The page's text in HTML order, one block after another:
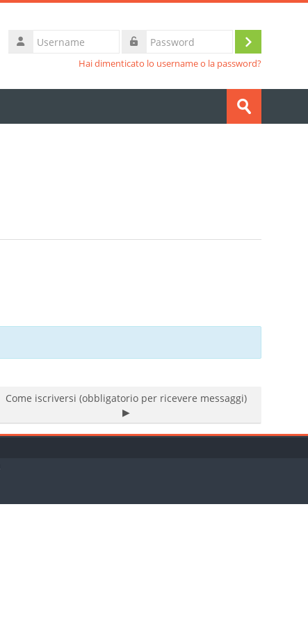
Username
Login
Hai dimenticato lo username o la password?
Invia
Come iscriversi (obbligatorio per ricevere messaggi)
▶︎